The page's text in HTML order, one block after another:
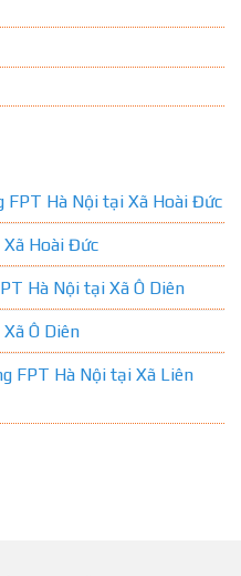
FPT Hà Nội tại Xã Hoài Đức
Hoài Đức
Hà Nội tại Xã Ô Diên
Ô Diên
FPT Hà Nội tại Xã Liên